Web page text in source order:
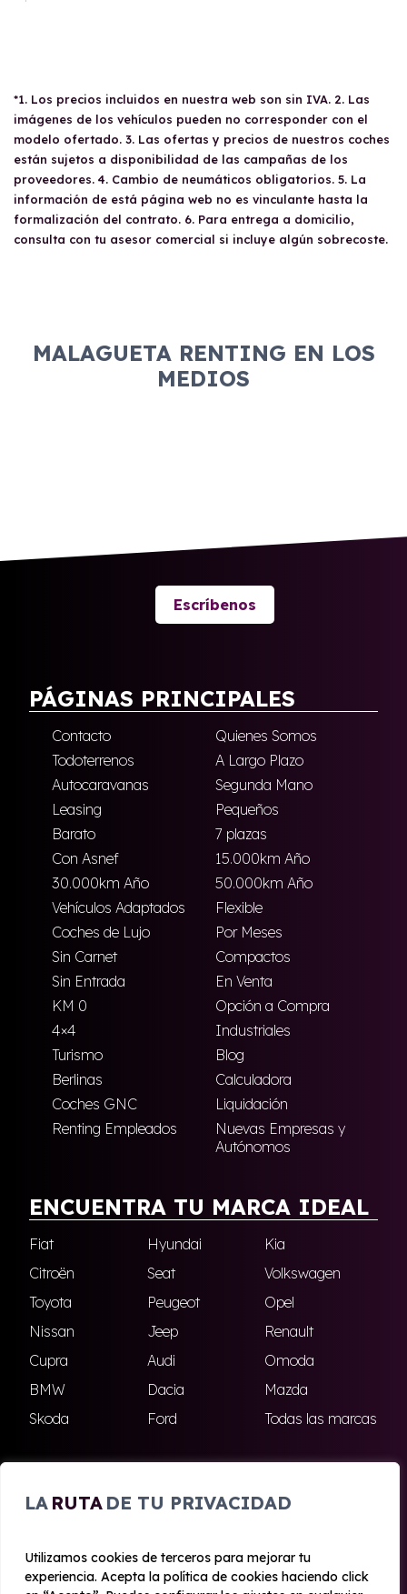
LA RUTA DE TU PRIVACIDAD
Utilizamos cookies de terceros para mejorar tu
experiencia. Acepta la política de cookies haciendo click
*1. Los precios incluidos en nuestra web son sin IVA. 2. Las
imágenes de los vehículos pueden no corresponder con el
modelo ofertado. 3. Las ofertas y precios de nuestros coches
están sujetos a disponibilidad de las campañas de los
proveedores. 4. Cambio de neumáticos obligatorios. 5. La
información de está página web no es vinculante hasta la
formalización del contrato. 6. Para entrega a domicilio,
consulta con tu asesor comercial si incluye algún sobrecoste.
MALAGUETA RENTING EN LOS
MEDIOS
Escríbenos
PÁGINAS PRINCIPALES
Contacto
Quienes Somos
Todoterrenos
A Largo Plazo
Autocaravanas
Segunda Mano
Leasing
Pequeños
Barato
7 plazas
Con Asnef
15.000km Año
30.000km Año
50.000km Año
Vehículos Adaptados
Flexible
Coches de Lujo
Por Meses
Sin Carnet
Compactos
Sin Entrada
En Venta
KM 0
Opción a Compra
4×4
Industriales
Turismo
Blog
Berlinas
Calculadora
Coches GNC
Liquidación
Renting Empleados
Nuevas Empresas y
Autónomos
ENCUENTRA TU MARCA IDEAL
Fiat Hyundai
Kia
Citroën
Seat
Volkswagen
Toyota
Peugeot
Opel
Nissan
Jeep
Renault
Cupra
Audi
Omoda
BMW
Dacia
Mazda
Skoda
Ford Todas las marcas
ENCUÉNTRANOS
Marbella
Nerja